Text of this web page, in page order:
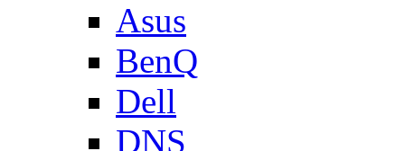
Asus
BenQ
Dell
DNS